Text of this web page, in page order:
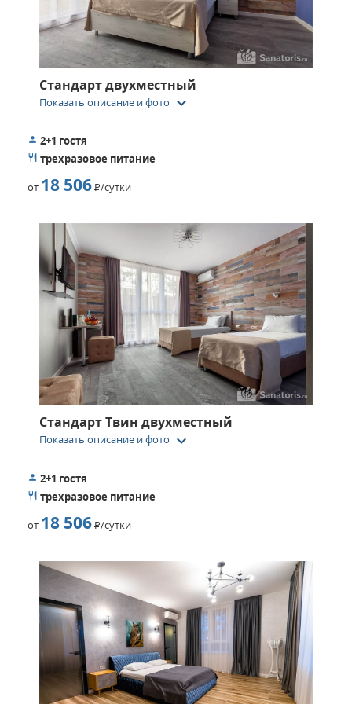
разные виды водных аттракционов.
Стандарт двухместный
Показать описание и фото keyboard_arrow_down
2+1 гостя
трехразовое питание
от 18 506Р/сутки
Стандарт Твин двухместный
Показать описание и фото keyboard_arrow_down
2+1 гостя
трехразовое питание
от 18 506Р/сутки